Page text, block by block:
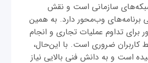
سازمانی است و نقش
برنامه‌های وب‌محور دارد. به همین
برای تداوم عملیات تجاری و انجام
کاربران ضروری است. با این‌حال،
است و به دانش فنی بالایی نیاز